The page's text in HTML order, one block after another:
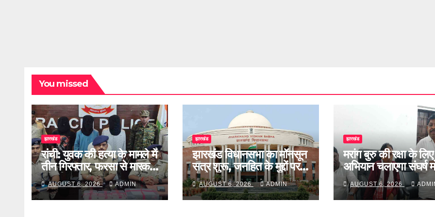
You missed
झारखंड
रांची: युवक की हत्या के मामले में
तीन गिरफ्तार, फरसा से मारकर
की थी हत्या
AUGUST 6, 2026 ADMIN
झारखंड
झारखंड विधानसभा का मॉनसून
सत्र शुरू, जनहित के मुद्दों पर
होगी बहस
AUGUST 6, 2026 ADMIN
झारखंड
मरांग बुरु की रक्षा के
अभियान चलाएगा संघर्ष
AUGUST 6, 2026